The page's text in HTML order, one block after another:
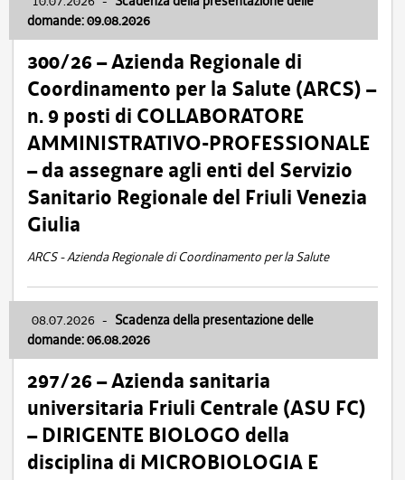
domande: 09.08.2026
300/26 – Azienda Regionale di
Coordinamento per la Salute (ARCS) –
n. 9 posti di COLLABORATORE
AMMINISTRATIVO-PROFESSIONALE
– da assegnare agli enti del Servizio
Sanitario Regionale del Friuli Venezia
Giulia
ARCS - Azienda Regionale di Coordinamento per la Salute
08.07.2026 - Scadenza della presentazione delle
domande: 06.08.2026
297/26 – Azienda sanitaria
universitaria Friuli Centrale (ASU FC)
– DIRIGENTE BIOLOGO della
disciplina di MICROBIOLOGIA E